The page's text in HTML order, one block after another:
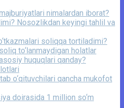
nimalardan iborat?
Nosozlikdan keyingi tahlil va
soliqqa tortiladimi?
to‘lanmaydigan holatlar
huquqlari qanday?
o‘qituvchilari qancha mukofot
doirasida 1 million so‘m